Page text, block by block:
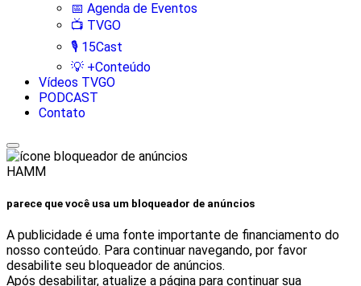
📅 Agenda de Eventos
📺 TVGO
🎙️ 15Cast
💡 +Conteúdo
Vídeos TVGO
PODCAST
Contato
HAMM
parece que você usa um bloqueador de anúncios
A publicidade é uma fonte importante de financiamento do
nosso conteúdo. Para continuar navegando, por favor
desabilite seu bloqueador de anúncios.
Após desabilitar, atualize a página para continuar sua